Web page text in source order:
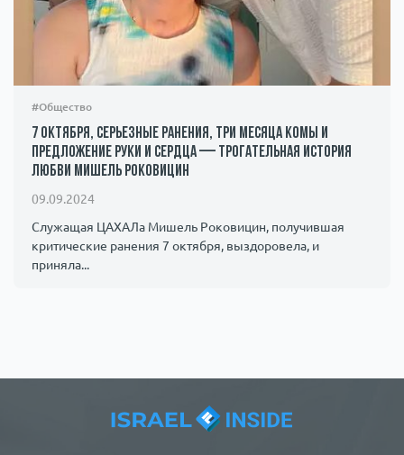
#Общество
7 октября, серьезные ранения, три месяца комы и
предложение руки и сердца — трогательная история
любви Мишель Роковицин
09.09.2024
Служащая ЦАХАЛа Мишель Роковицин, получившая
критические ранения 7 октября, выздоровела, и
приняла...